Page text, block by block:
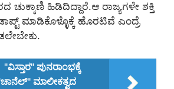
ಚುಕ್ಕಾಣಿ ಹಿಡಿದಿದ್ದಾರೆ.ಆ ರಾಜ್ಯಗಳೇ ಶಕ್ತಿ
ಮಾಡಿಕೊಳ್ಳೊಕ್ಕೆ ಹೊರಟಿವೆ ಎಂದ್ರೆ
"ವಿಸ್ತಾರ" ಪುನರಾಂಭಕ್ಕೆ
ಮಾಲೀಕತ್ವದ